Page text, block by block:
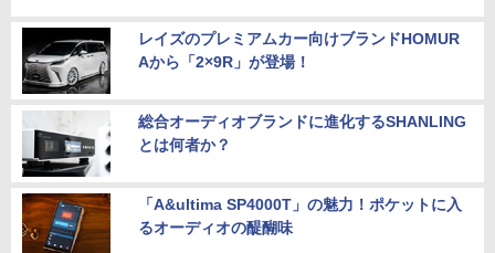
レイズのプレミアムカー向けブランドHOMUR
Aから「2×9R」が登場！
総合オーディオブランドに進化するSHANLING
とは何者か？
「A&ultima SP4000T」の魅力！ポケットに入
るオーディオの醍醐味